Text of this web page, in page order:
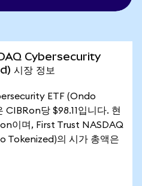
Cybersecurity
시장 정보
ETF (Ondo
당 $98.11입니다. 현
이며, First Trust NASDAQ
Tokenized)의 시가 총액은